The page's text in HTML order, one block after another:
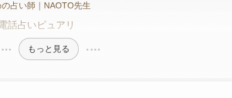
占い師｜NAOTO先生
話占いピュアリ
もっと見る